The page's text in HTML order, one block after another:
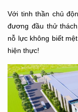
Với tinh thần chủ
đương đầu thử
nỗ lực không biết
hiện thực!